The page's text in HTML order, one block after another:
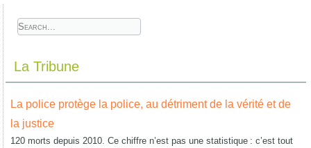
La Tribune
La police protège la police, au détriment de la vérité et de
la justice
120 morts depuis 2010. Ce chiffre n’est pas une statistique : c’est tout